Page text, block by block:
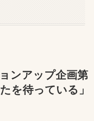
ンアップ企画第
を待っている」